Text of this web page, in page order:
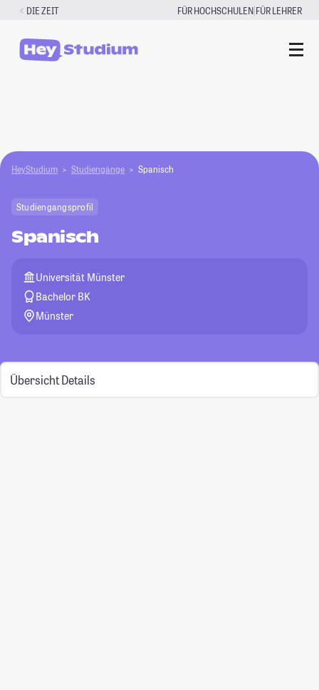
Zum
springen
DIE ZEIT FÜR HOCHSCHULEN|FÜR LEHRER
HeyStudium Studiengänge Spanisch
Studiengangsprofil
Spanisch
Universität Münster
Bachelor BK
Münster
Übersicht Details